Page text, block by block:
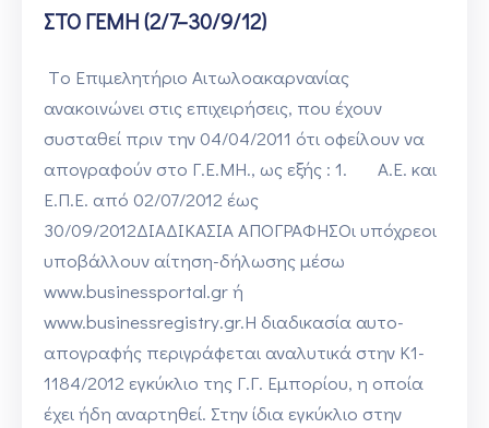
ΣΤΟ ΓΕΜΗ (2/7–30/9/12)
Τo Επιμελητήριο Αιτωλοακαρνανίας
ανακοινώνει στις επιχειρήσεις, που έχουν
συσταθεί πριν την 04/04/2011 ότι οφείλουν να
απογραφούν στο Γ.Ε.ΜΗ., ως εξής : 1. Α.Ε. και
Ε.Π.Ε. από 02/07/2012 έως
30/09/2012ΔΙΑΔΙΚΑΣΙΑ ΑΠΟΓΡΑΦΗΣΟι υπόχρεοι
υποβάλλουν αίτηση-δήλωσης μέσω
www.businessportal.gr ή
www.businessregistry.gr.Η διαδικασία αυτο-
απογραφής περιγράφεται αναλυτικά στην Κ1-
1184/2012 εγκύκλιο της Γ.Γ. Εμπορίου, η οποία
έχει ήδη αναρτηθεί. Στην ίδια εγκύκλιο στην